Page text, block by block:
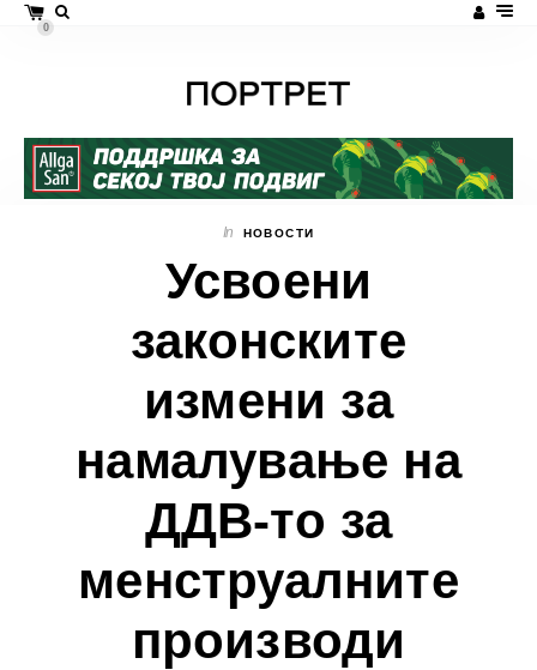
0
In НОВОСТИ
Усвоени
законските
измени за
намалување на
ДДВ-то за
менструалните
производи